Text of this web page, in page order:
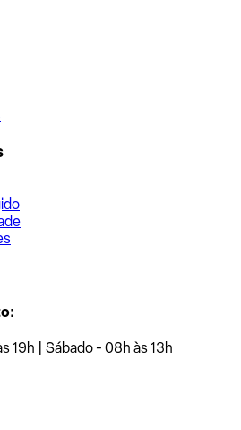
19h | Sábado - 08h às 13h